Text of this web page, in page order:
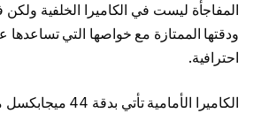
المفاجأة ليست في الكاميرا الخلفية ولكن
ودقتها الممتازة مع خواصها التي تساعدها
احترافية.
الكاميرا الأمامية